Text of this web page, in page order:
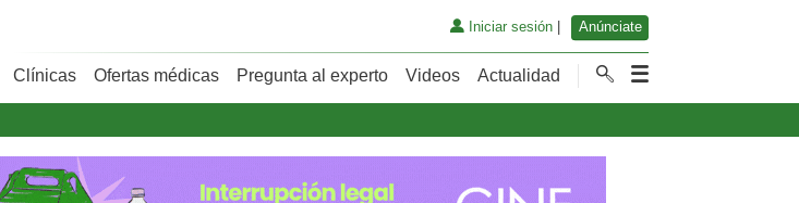
Iniciar sesión| Anúnciate
Clínicas Ofertas médicas Pregunta al experto Videos Actualidad